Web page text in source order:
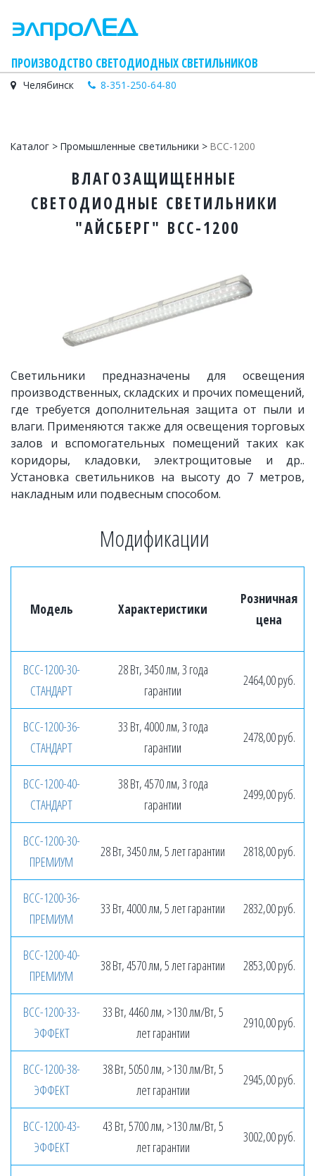
    ПРОИЗВОДСТВО СВЕТОДИОДНЫХ СВЕТИЛЬНИКОВ
Челябинск 8-351-250-64-80
Каталог > Промышленные светильники > ВСС-1200
ВЛАГОЗАЩИЩЕННЫЕ
СВЕТОДИОДНЫЕ СВЕТИЛЬНИКИ
"АЙСБЕРГ" ВСС-1200
Светильники предназначены для освещения
производственных, складских и прочих помещений,
где требуется дополнительная защита от пыли и
влаги. Применяются также для освещения торговых
залов и вспомогательных помещений таких как
коридоры, кладовки, электрощитовые и др..
Установка светильников на высоту до 7 метров,
накладным или подвесным способом.
Модификации
Модель Характеристики
Розничная
цена
ВСС-1200-30-
СТАНДАРТ
28 Вт, 3450 лм, 3 года
гарантии
2464,00 руб.
ВСС-1200-36-
СТАНДАРТ
33 Вт, 4000 лм, 3 года
гарантии
2478,00 руб.
ВСС-1200-40-
СТАНДАРТ
38 Вт, 4570 лм, 3 года
гарантии
2499,00 руб.
ВСС-1200-30-
ПРЕМИУМ
28 Вт, 3450 лм, 5 лет гарантии 2818,00 руб.
ВСС-1200-36-
ПРЕМИУМ
33 Вт, 4000 лм, 5 лет гарантии 2832,00 руб.
ВСС-1200-40-
ПРЕМИУМ
38 Вт, 4570 лм, 5 лет гарантии 2853,00 руб.
ВСС-1200-33-
ЭФФЕКТ
33 Вт, 4460 лм, >130 лм/Вт, 5
лет гарантии
2910,00 руб.
ВСС-1200-38-
ЭФФЕКТ
38 Вт, 5050 лм, >130 лм/Вт, 5
лет гарантии
2945,00 руб.
ВСС-1200-43-
ЭФФЕКТ
43 Вт, 5700 лм, >130 лм/Вт, 5
лет гарантии
3002,00 руб.